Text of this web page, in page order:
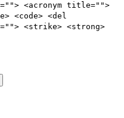
<acronym title="">
<code> <del
<strike> <strong>